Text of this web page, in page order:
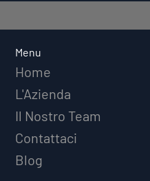
Misurabile:
Menu
Home
L'Azienda
Il Nostro Team
Contattaci
Blog